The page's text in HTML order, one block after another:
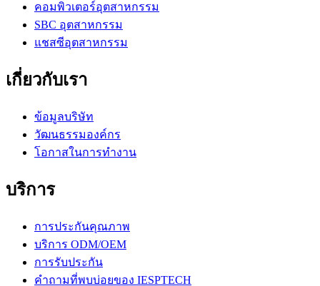
คอมพิวเตอร์อุตสาหกรรม
SBC อุตสาหกรรม
แชสซีอุตสาหกรรม
เกี่ยวกับเรา
ข้อมูลบริษัท
วัฒนธรรมองค์กร
โอกาสในการทำงาน
บริการ
การประกันคุณภาพ
บริการ ODM/OEM
การรับประกัน
คำถามที่พบบ่อยของ IESPTECH